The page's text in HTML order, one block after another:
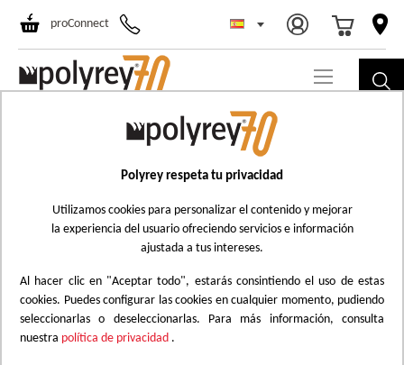
Polyrey respeta tu privacidad
Utilizamos cookies para personalizar el contenido y mejorar
la experiencia del usuario ofreciendo servicios e información
ajustada a tus intereses.
Al hacer clic en "Aceptar todo", estarás consintiendo el uso de estas
cookies. Puedes configurar las cookies en cualquier momento, pudiendo
seleccionarlas o deseleccionarlas. Para más información, consulta
nuestra política de privacidad .
proConnect
Select Store
PREGUNTAS Y RESPUESTAS
Seleccione una categoría de preguntas/respuestas a
¿Cómo se piden las muestras?
Acceda a nuestra tienda online. Navegue por el
escaparate y visualice los diseños que más le gusten.